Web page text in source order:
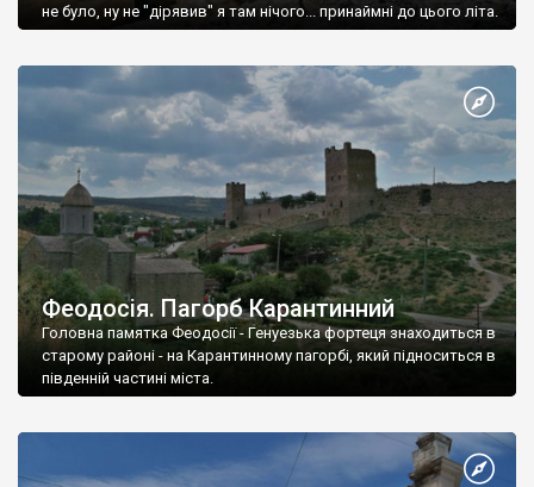
не було, ну не "дірявив" я там нічого... принаймні до цього літа.
Феодосія. Пагорб Карантинний
Головна памятка Феодосії - Генуезька фортеця знаходиться в
старому районі - на Карантинному пагорбі, який підноситься в
південній частині міста.